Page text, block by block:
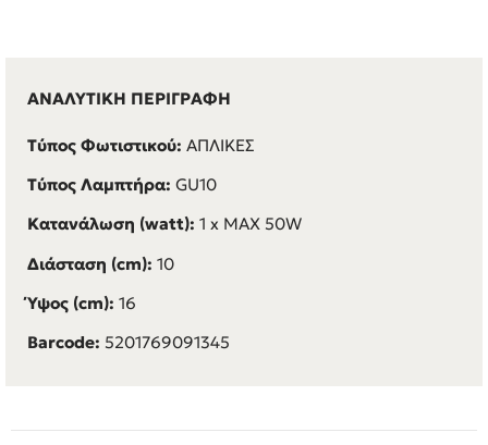
ΑΝΑΛΥΤΙΚΗ ΠΕΡΙΓΡΑΦΗ
Τύπος Φωτιστικού: ΑΠΛΙΚΕΣ
Τύπος Λαμπτήρα: GU10
Κατανάλωση (watt): 1 x MAX 50W
Διάσταση (cm): 10
Ύψος (cm): 16
Barcode: 5201769091345